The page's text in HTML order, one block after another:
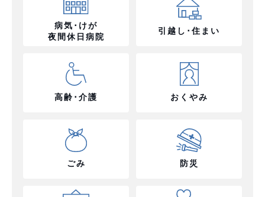
病気･けが
夜間休日病院
引越し･住まい
高齢･介護 おくやみ
ごみ 防災